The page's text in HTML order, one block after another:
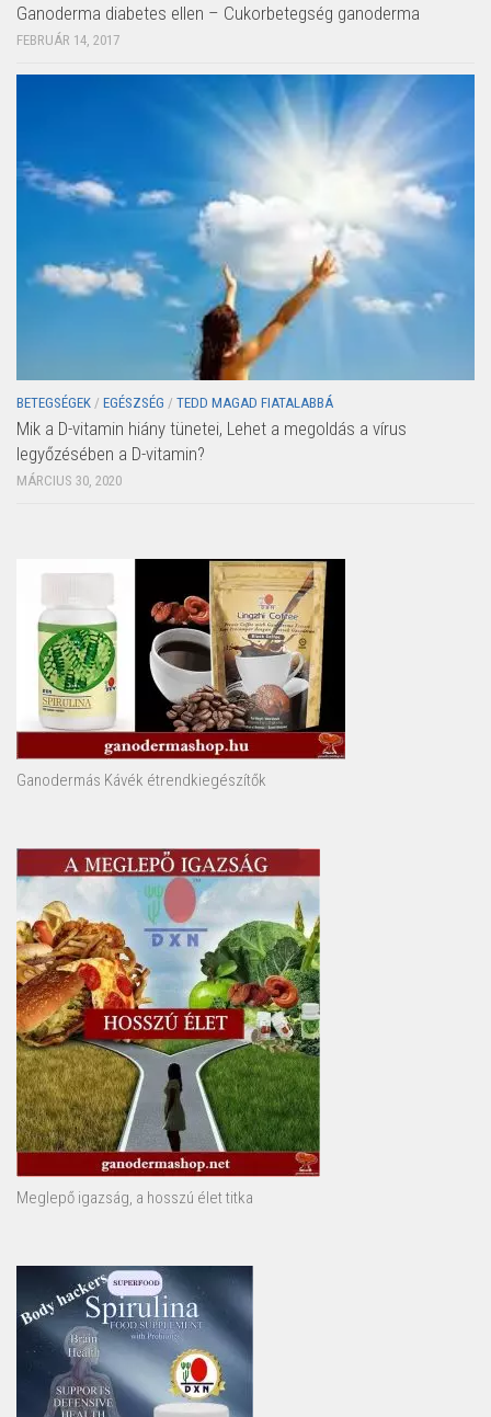
Ganoderma diabetes ellen – Cukorbetegség ganoderma
FEBRUÁR 14, 2017
BETEGSÉGEK / EGÉSZSÉG / TEDD MAGAD FIATALABBÁ
Mik a D-vitamin hiány tünetei, Lehet a megoldás a vírus
legyőzésében a D-vitamin?
MÁRCIUS 30, 2020
Ganodermás Kávék étrendkiegészítők
Meglepő igazság, a hosszú élet titka